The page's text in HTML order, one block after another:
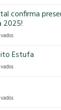
já
parou
para
pensar
impacto
o
tem
confirma
2025!
em
RCRambiental
presença
e
Estufa
em
Estufa
em